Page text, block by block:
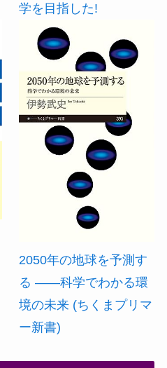
学を目指した!
2050年の地球を予測す
る ――科学でわかる環
境の未来 (ちくまプリマ
ー新書)